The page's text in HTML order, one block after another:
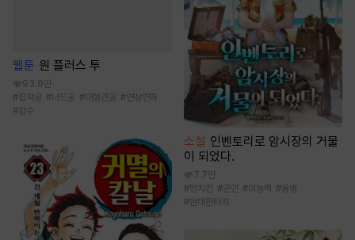
웹툰 원 플러스 투
93.9만
#집착공 #너드공 #대형견공 #연상연하
#강수
소설 인벤토리로 암시장의 거물
이 되었다.
7.7만
#먼치킨 #군인 #이능력 #용병
#현대판타지